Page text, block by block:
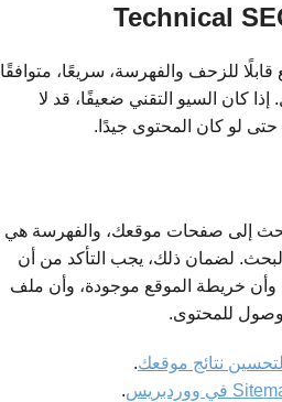
قابلًا للزحف والفهرسة، سريعًا، متوافقًا
كان السيو التقني ضعيفًا، قد لا
لو كان المحتوى جيدًا.
إلى صفحات موقعك، والفهرسة هي
لضمان ذلك، يجب التأكد من أن
وأن خريطة الموقع موجودة، وأن ملف
.
.